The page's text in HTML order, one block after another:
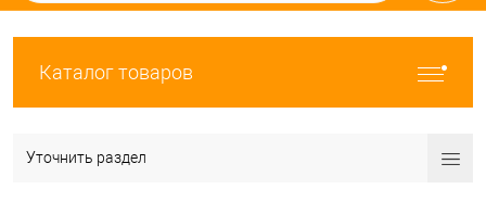
Каталог товаров
Уточнить раздел